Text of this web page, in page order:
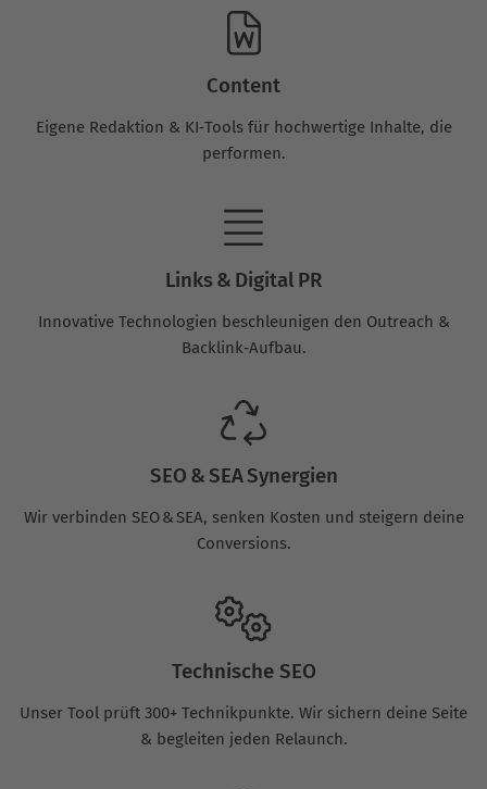
Content
Eigene Redaktion & KI‑Tools für hochwertige Inhalte, die
performen.
Links & Digital PR
Innovative Technologien beschleunigen den Outreach &
Backlink‑Aufbau.
SEO & SEA Synergien
Wir verbinden SEO & SEA, senken Kosten und steigern deine
Conversions.
Technische SEO
Unser Tool prüft 300+ Technikpunkte. Wir sichern deine Seite
& begleiten jeden Relaunch.